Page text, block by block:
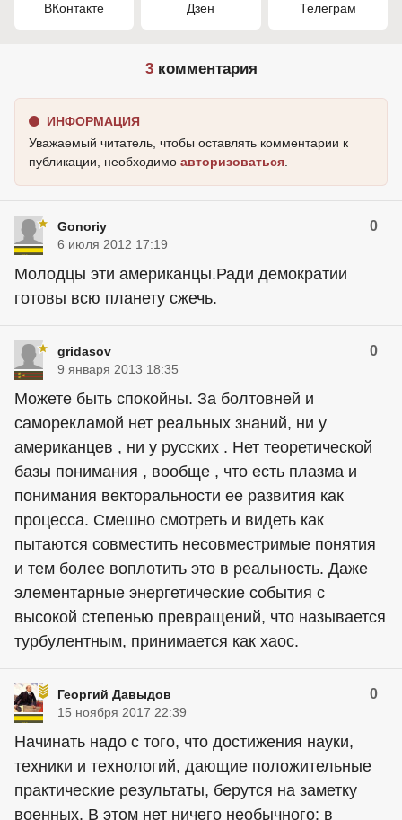
ВКонтакте Дзен Телеграм
3комментария
ИНФОРМАЦИЯ
Уважаемый читатель, чтобы оставлять комментарии к
публикации, необходимо авторизоваться
Gonoriy 0
6 июля 2012 17:19
Молодцы эти американцы.Ради демократии
готовы всю планету сжечь.
gridasov 0
9 января 2013 18:35
Можете быть спокойны. За болтовней и
саморекламой нет реальных знаний, ни у
американцев , ни у русских . Нет теоретической
базы понимания , вообще , что есть плазма и
понимания векторальности ее развития как
процесса. Смешно смотреть и видеть как
пытаются совместить несовместримые понятия
и тем более воплотить это в реальность. Даже
элементарные энергетические события с
высокой степенью превращений, что называется
турбулентным, принимается как хаос.
Георгий Давыдов 0
15 ноября 2017 22:39
Начинать надо с того, что достижения науки,
техники и технологий, дающие положительные
практические результаты, берутся на заметку
военных. В этом нет ничего необычного: в